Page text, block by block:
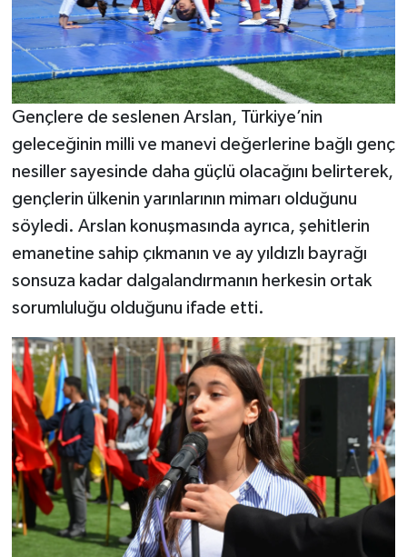
Gençlere de seslenen Arslan, Türkiye’nin
geleceğinin milli ve manevi değerlerine bağlı genç
nesiller sayesinde daha güçlü olacağını belirterek,
gençlerin ülkenin yarınlarının mimarı olduğunu
söyledi. Arslan konuşmasında ayrıca, şehitlerin
emanetine sahip çıkmanın ve ay yıldızlı bayrağı
sonsuza kadar dalgalandırmanın herkesin ortak
sorumluluğu olduğunu ifade etti.